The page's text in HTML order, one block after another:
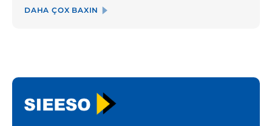
DAHA ÇOX BAXIN